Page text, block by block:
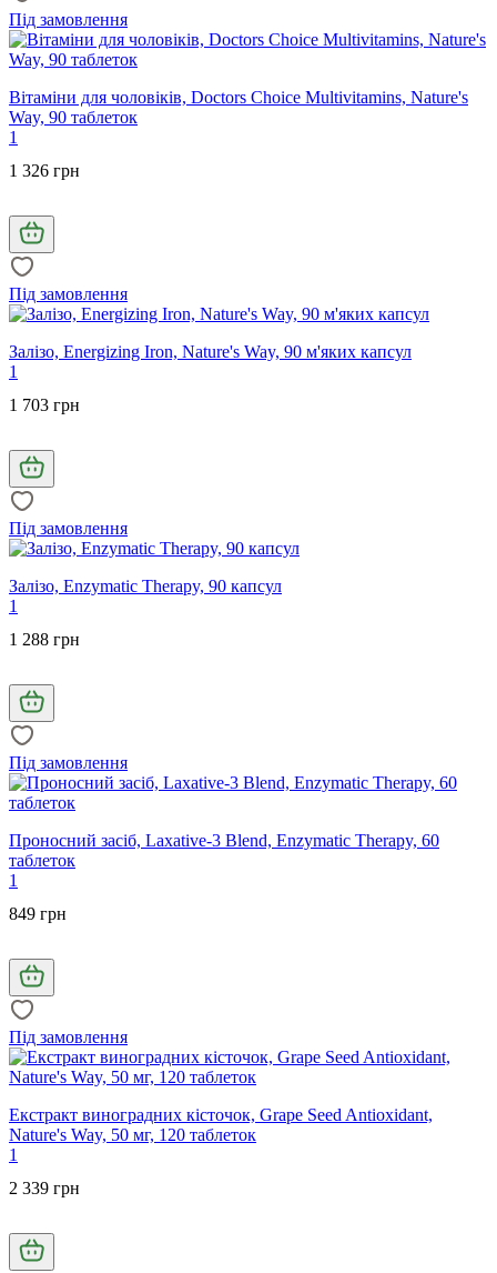
Під замовлення
Вітаміни для чоловіків, Doctors Choice Multivitamins, Nature's
Way, 90 таблеток
1
1 326 грн
Під замовлення
Залізо, Energizing Iron, Nature's Way, 90 м'яких капсул
1
1 703 грн
Під замовлення
Залізо, Enzymatic Therapy, 90 капсул
1
1 288 грн
Під замовлення
Проносний засіб, Laxative-3 Blend, Enzymatic Therapy, 60
таблеток
1
849 грн
Під замовлення
Екстракт виноградних кісточок, Grape Seed Antioxidant,
Nature's Way, 50 мг, 120 таблеток
1
2 339 грн